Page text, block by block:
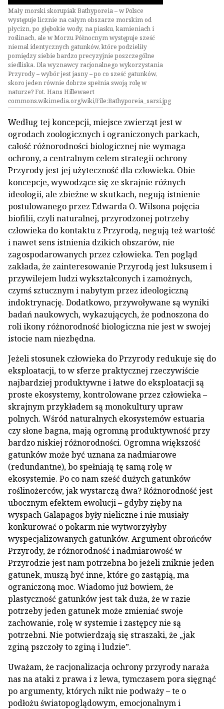
Mały morski skorupiak Bathyporeia – w Polsce
występuje licznie na całym obszarze morskim od
płycizn, po głębokie wody, na piasku, kamieniach i
roślinach, ale w Morzu Północnym występuje sześć
niemal identycznych gatunków, które podzieliły
pomiędzy siebie bardzo precyzyjnie poszczególne
siedliska. Dla wyznawcy racjonalnego wykorzystania
Przyrody – wybór jest jasny – po co sześć gatunków,
skoro jeden równie dobrze spełnia swoją rolę w
naturze? Fot. Hans Hillewaert
commons.wikimedia.org/wiki/File:Bathyporeia_sarsi.jpg
Według tej koncepcji, miejsce zwierząt jest w
ogrodach zoologicznych i ograniczonych parkach,
całość różnorodności biologicznej nie wymaga
ochrony, a centralnym celem strategii ochrony
Przyrody jest jej użyteczność dla człowieka. Obie
koncepcje, wywodzące się ze skrajnie różnych
ideologii, ale zbieżne w skutkach, negują istnienie
postulowanego przez Edwarda O. Wilsona pojęcia
biofilii, czyli naturalnej, przyrodzonej potrzeby
człowieka do kontaktu z Przyrodą, negują też wartość
i nawet sens istnienia dzikich obszarów, nie
zagospodarowanych przez człowieka. Ten pogląd
zakłada, że zainteresowanie Przyrodą jest luksusem i
przywilejem ludzi wykształconych i zamożnych,
czymś sztucznym i nabytym przez ideologiczną
indoktrynację. Dodatkowo, przywoływane są wyniki
badań naukowych, wykazujących, że podnoszona do
roli ikony różnorodność biologiczna nie jest w swojej
istocie nam niezbędna.
Jeżeli stosunek człowieka do Przyrody redukuje się do
eksploatacji, to w sferze praktycznej rzeczywiście
najbardziej produktywne i łatwe do eksploatacji są
proste ekosystemy, kontrolowane przez człowieka –
skrajnym przykładem są monokultury upraw
polnych. Wśród naturalnych ekosystemów estuaria
czy słone bagna, mają ogromną produktywność przy
bardzo niskiej różnorodności. Ogromna większość
gatunków może być uznana za nadmiarowe
(redundantne), bo spełniają tę samą rolę w
ekosystemie. Po co nam sześć dużych gatunków
roślinożerców, jak wystarczą dwa? Różnorodność jest
ubocznym efektem ewolucji – gdyby zięby na
wyspach Galapagos były nieliczne i nie musiały
konkurować o pokarm nie wytworzyłyby
wyspecjalizowanych gatunków. Argument obrońców
Przyrody, że różnorodność i nadmiarowość w
Przyrodzie jest nam potrzebna bo jeżeli zniknie jeden
gatunek, muszą być inne, które go zastąpią, ma
ograniczoną moc. Wiadomo już bowiem, że
plastyczność gatunków jest tak duża, że w razie
potrzeby jeden gatunek może zmieniać swoje
zachowanie, rolę w systemie i zastępcy nie są
potrzebni. Nie potwierdzają się straszaki, że „jak
zginą pszczoły to zginą i ludzie”.
Uważam, że racjonalizacja ochrony przyrody naraża
nas na ataki z prawa i z lewa, tymczasem pora sięgnąć
po argumenty, których nikt nie podważy – te o
podłożu światopoglądowym, emocjonalnym i